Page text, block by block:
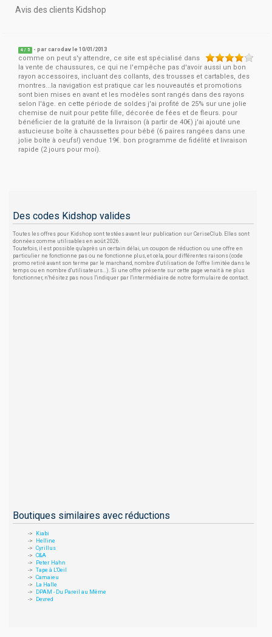
Avis des clients Kidshop
4 / 5 - parcarodav le 10/01/2013
comme on peut s'y attendre, ce site est spécialisé dans
la vente de chaussures, ce qui ne l'empêche pas d'avoir aussi un bon
rayon accessoires, incluant des collants, des trousses et cartables, des
montres...la navigation est pratique car les nouveautés et promotions
sont bien mises en avant et les modèles sont rangés dans des rayons
selon l'âge. en cette période de soldes j'ai profité de 25% sur une jolie
chemise de nuit pour petite fille, décorée de fées et de fleurs. pour
bénéficier de la gratuité de la livraison (à partir de 40€) j'ai ajouté une
astucieuse boîte à chaussettes pour bébé (6 paires rangées dans une
jolie boîte à oeufs!) vendue 19€. bon programme de fidélité et livraison
rapide (2 jours pour moi).
Des codes Kidshop valides
Toutes les offres pour Kidshop sont testées avant leur publication sur CeriseClub. Elles sont
données comme utilisables en août 2026.
Toutefois, il est possible qu'après un certain délai, un coupon de réduction ou une offre en
particulier ne fonctionne pas ou ne fonctionne plus, et cela, pour différentes raisons (code
promo retiré avant son terme par le marchand, nombre d'utilisation de l'offre limitée dans le
temps ou en nombre d'utilisateurs...). Si une offre présente sur cette page venait à ne plus
fonctionner, n'hésitez pas nous l'indiquer par l'intermédiaire de notre formulaire de contact.
Boutiques similaires avec réductions
Kiabi
Helline
Cyrillus
C&A
Peter Hahn
Tape à L'Oeil
Camaieu
La Halle
DPAM - Du Pareil au Même
Devred